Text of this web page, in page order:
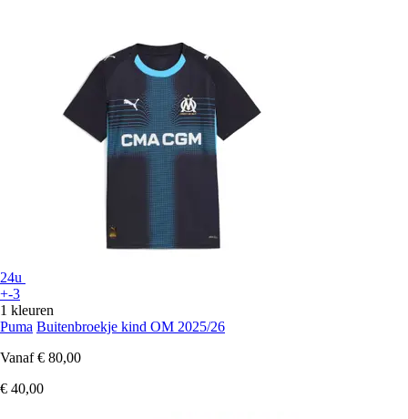
24u
+-3
1 kleuren
Puma Buitenbroekje kind OM 2025/26
Vanaf € 80,00
€ 40,00